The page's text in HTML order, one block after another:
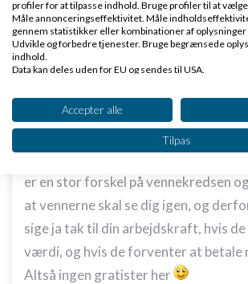
tainatainaSkrevet10-06-2013kl.
STRS, hvor er det spændende, at du
er en stor forskel på vennekredsen
at vennerne skal se dig igen, og
sige ja tak til din arbejdskraft, hvis
værdi, og hvis de forventer at betale
Altså ingen gratister her
profiler for at tilpasse indhold. Bruge profiler til at
Måle annonceringseffektivitet. Måle
gennem statistikker eller kombinationer af
Udvikle og forbedre tjenester. Bruge begrænsede
indhold.
Data kan deles uden for EU og sendes til USA.
Se partnerliste (2 IAB-leverandører)
Vi bruger dine data til følgende formål:
IAB's behandlingsformål:
Opbevare og/eller tilgå oplysninger på en
enhed
Bruge begrænsede oplysninger til at
annoncering
Oprette profiler til tilpasset annoncering
Accepter alle
Tilpas